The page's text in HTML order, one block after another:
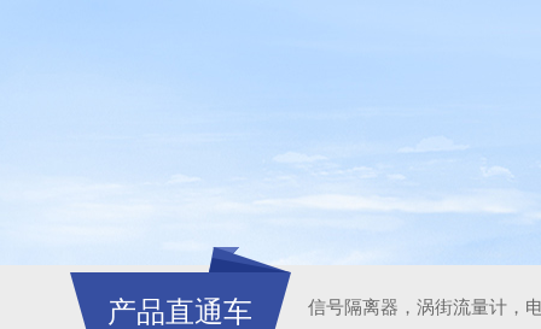
产品直通车 信号隔离器，涡街流量计，